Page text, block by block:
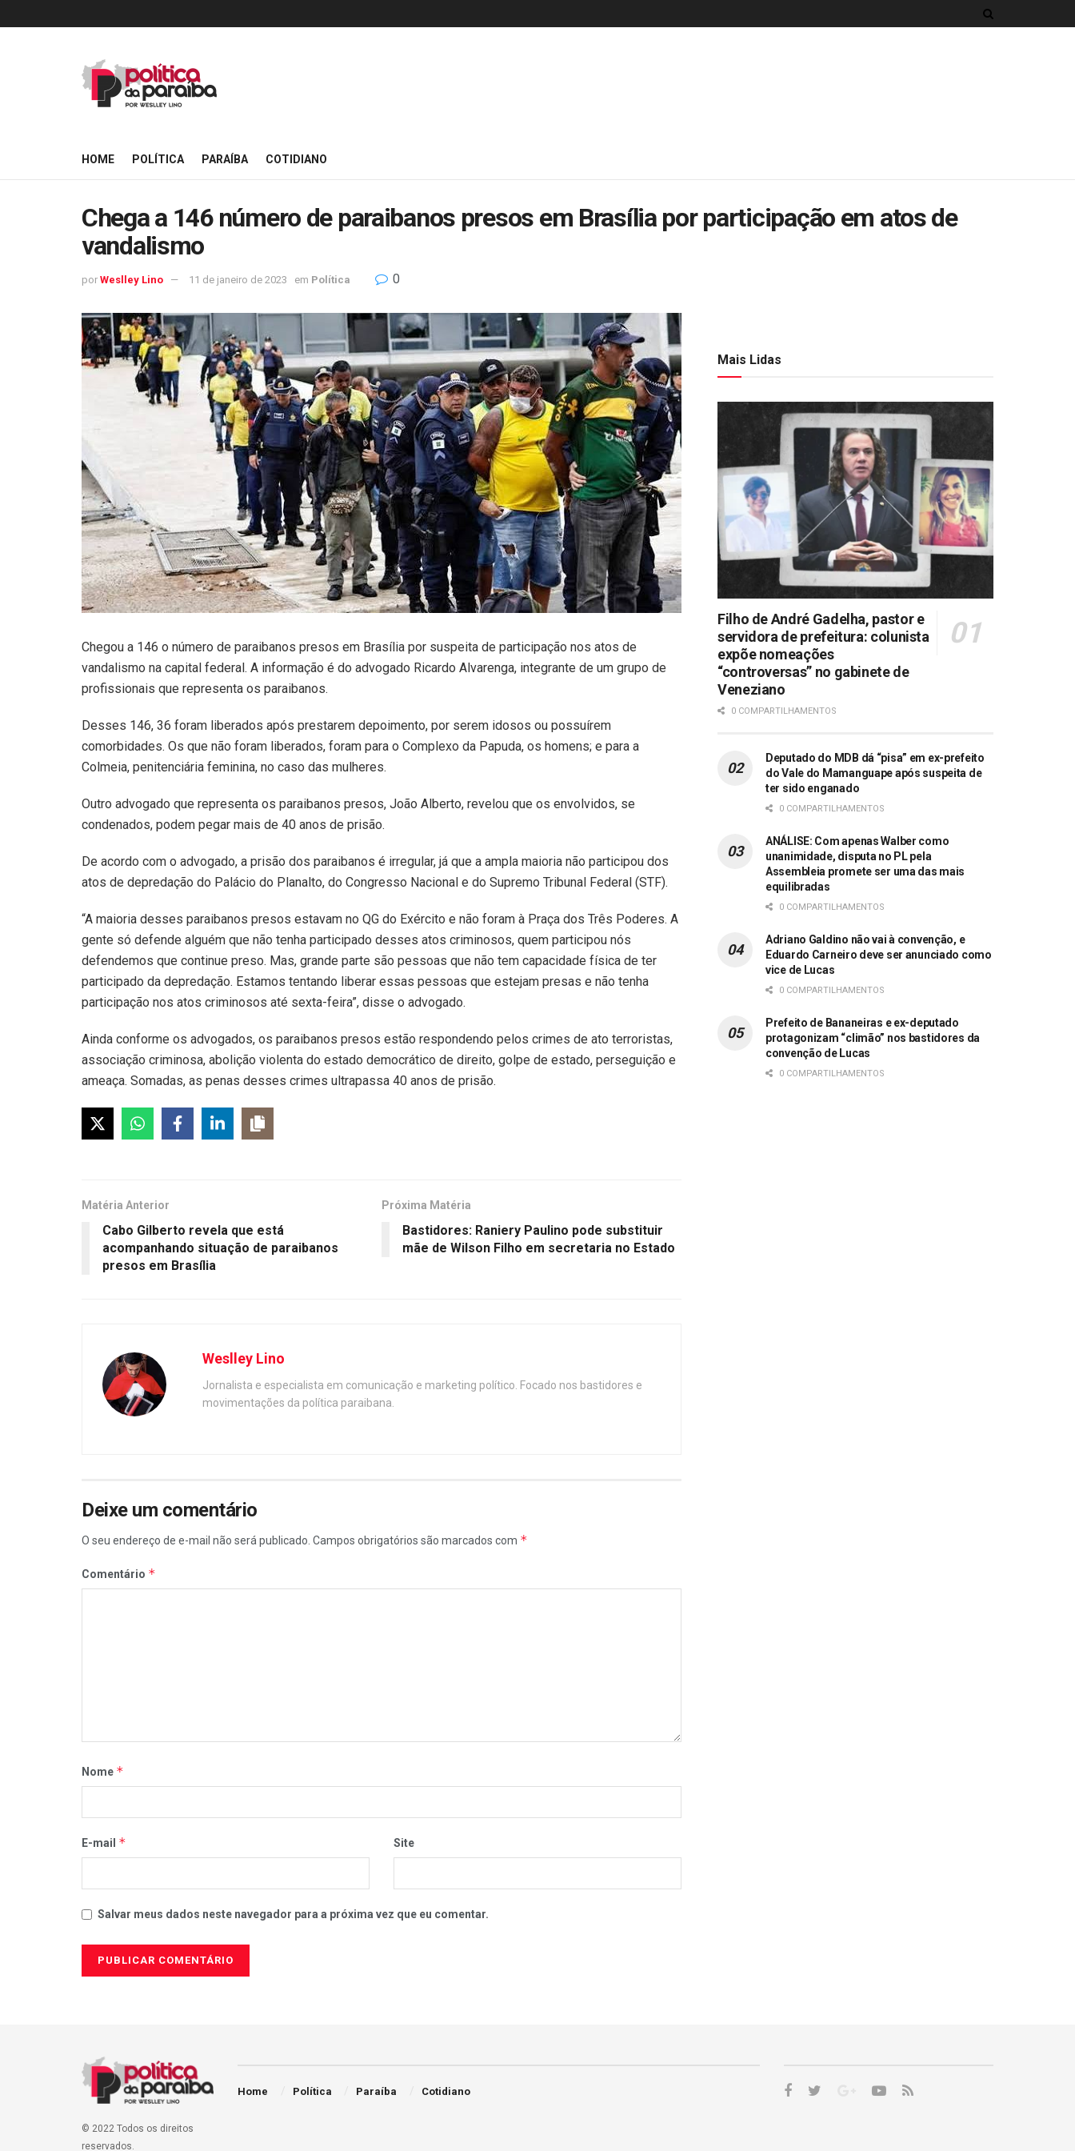
HOME POLÍTICA PARAÍBA COTIDIANO
Chega a 146 número de paraibanos presos em Brasília por participação em atos de
vandalismo
por Weslley Lino 11 de janeiro de 2023 em Política 0
Chegou a 146 o número de paraibanos presos em Brasília por suspeita de participação nos atos de
vandalismo na capital federal. A informação é do advogado Ricardo Alvarenga, integrante de um grupo de
profissionais que representa os paraibanos.
Desses 146, 36 foram liberados após prestarem depoimento, por serem idosos ou possuírem
comorbidades. Os que não foram liberados, foram para o Complexo da Papuda, os homens; e para a
Colmeia, penitenciária feminina, no caso das mulheres.
Outro advogado que representa os paraibanos presos, João Alberto, revelou que os envolvidos, se
condenados, podem pegar mais de 40 anos de prisão.
De acordo com o advogado, a prisão dos paraibanos é irregular, já que a ampla maioria não participou dos
atos de depredação do Palácio do Planalto, do Congresso Nacional e do Supremo Tribunal Federal (STF).
“A maioria desses paraibanos presos estavam no QG do Exército e não foram à Praça dos Três Poderes. A
gente só defende alguém que não tenha participado desses atos criminosos, quem participou nós
defendemos que continue preso. Mas, grande parte são pessoas que não tem capacidade física de ter
participado da depredação. Estamos tentando liberar essas pessoas que estejam presas e não tenha
participação nos atos criminosos até sexta-feira”, disse o advogado.
Ainda conforme os advogados, os paraibanos presos estão respondendo pelos crimes de ato terroristas,
associação criminosa, abolição violenta do estado democrático de direito, golpe de estado, perseguição e
ameaça. Somadas, as penas desses crimes ultrapassa 40 anos de prisão.
Matéria Anterior
Cabo Gilberto revela que está
acompanhando situação de paraibanos
presos em Brasília
Próxima Matéria
Bastidores: Raniery Paulino pode substituir
mãe de Wilson Filho em secretaria no Estado
Weslley Lino
Jornalista e especialista em comunicação e marketing político. Focado nos bastidores e
movimentações da política paraibana.
Deixe um comentário
O seu endereço de e-mail não será publicado. Campos obrigatórios são marcados com *
Comentário *
Nome *
E-mail * Site
Salvar meus dados neste navegador para a próxima vez que eu comentar.
Mais Lidas
Filho de André Gadelha, pastor e
servidora de prefeitura: colunista
expõe nomeações
“controversas” no gabinete de
Veneziano
0 COMPARTILHAMENTOS
Deputado do MDB dá “pisa” em ex-prefeito
do Vale do Mamanguape após suspeita de
ter sido enganado
0 COMPARTILHAMENTOS
ANÁLISE: Com apenas Walber como
unanimidade, disputa no PL pela
Assembleia promete ser uma das mais
equilibradas
0 COMPARTILHAMENTOS
Adriano Galdino não vai à convenção, e
Eduardo Carneiro deve ser anunciado como
vice de Lucas
0 COMPARTILHAMENTOS
Prefeito de Bananeiras e ex-deputado
protagonizam “climão” nos bastidores da
convenção de Lucas
0 COMPARTILHAMENTOS
© 2022 Todos os direitos
reservados.
Home Política Paraíba Cotidiano